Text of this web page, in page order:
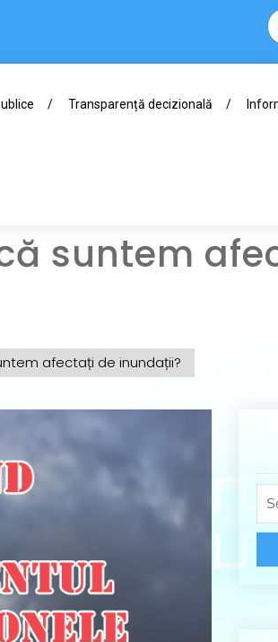
Transparență decizională
suntem
afectați de inundații?